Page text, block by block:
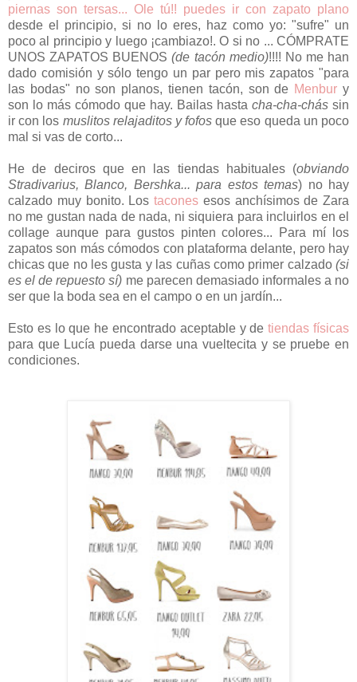
piernas son tersas... Ole tú!! puedes ir con zapato plano
desde el principio, si no lo eres, haz como yo: "sufre" un
poco al principio y luego ¡cambiazo!. O si no ... CÓMPRATE
UNOS ZAPATOS BUENOS(de tacón medio)!!!! No me han
dado comisión y sólo tengo un par pero mis zapatos "para
las bodas" no son planos, tienen tacón, son de Menbur y
son lo más cómodo que hay. Bailas hasta cha-cha-chás sin
ir con los muslitos relajaditos y fofos que eso queda un poco
mal si vas de corto...
He de deciros que en las tiendas habituales (obviando
Stradivarius, Blanco, Bershka... para estos temas) no hay
calzado muy bonito. Los tacones esos anchísimos de Zara
no me gustan nada de nada, ni siquiera para incluirlos en el
collage aunque para gustos pinten colores... Para mí los
zapatos son más cómodos con plataforma delante, pero hay
chicas que no les gusta y las cuñas como primer calzado (si
es el de repuesto sí) me parecen demasiado informales a no
ser que la boda sea en el campo o en un jardín...
Esto es lo que he encontrado aceptable y detiendas físicas
para que Lucía pueda darse una vueltecita y se pruebe en
condiciones.